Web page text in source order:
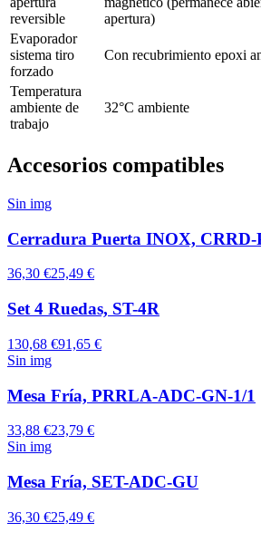
reversible
apertura)
Evaporador
sistema tiro
forzado
Con recubrimiento epoxi
Temperatura
ambiente de
trabajo
32°C ambiente
Accesorios compatibles
Sin img
Cerradura Puerta INOX, CRRD-
36,30 €25,49 €
Set 4 Ruedas, ST-4R
130,68 €91,65 €
Sin img
Mesa Fría, PRRLA-ADC-GN-1/1
33,88 €23,79 €
Sin img
Mesa Fría, SET-ADC-GU
36,30 €25,49 €